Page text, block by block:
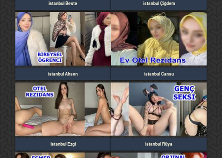
istanbul Beste istanbul Çiğdem
istanbul Ahsen istanbul Cansu
istanbul Ezgi istanbul Rüya